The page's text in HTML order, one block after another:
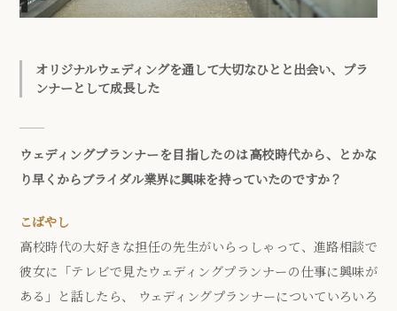
オリジナルウェディングを通して大切なひとと出会い、プラ
ンナーとして成長した
ウェディングプランナーを目指したのは高校時代から、とかな
り早くからブライダル業界に興味を持っていたのですか？
こばやし
高校時代の大好きな担任の先生がいらっしゃって、進路相談で
彼女に「テレビで見たウェディングプランナーの仕事に興味が
ある」と話したら、 ウェディングプランナーについていろいろ